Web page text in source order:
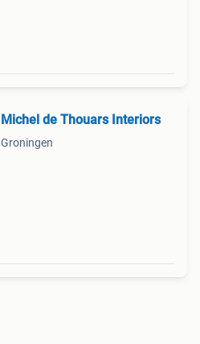
Michel de Thouars Interiors
Groningen